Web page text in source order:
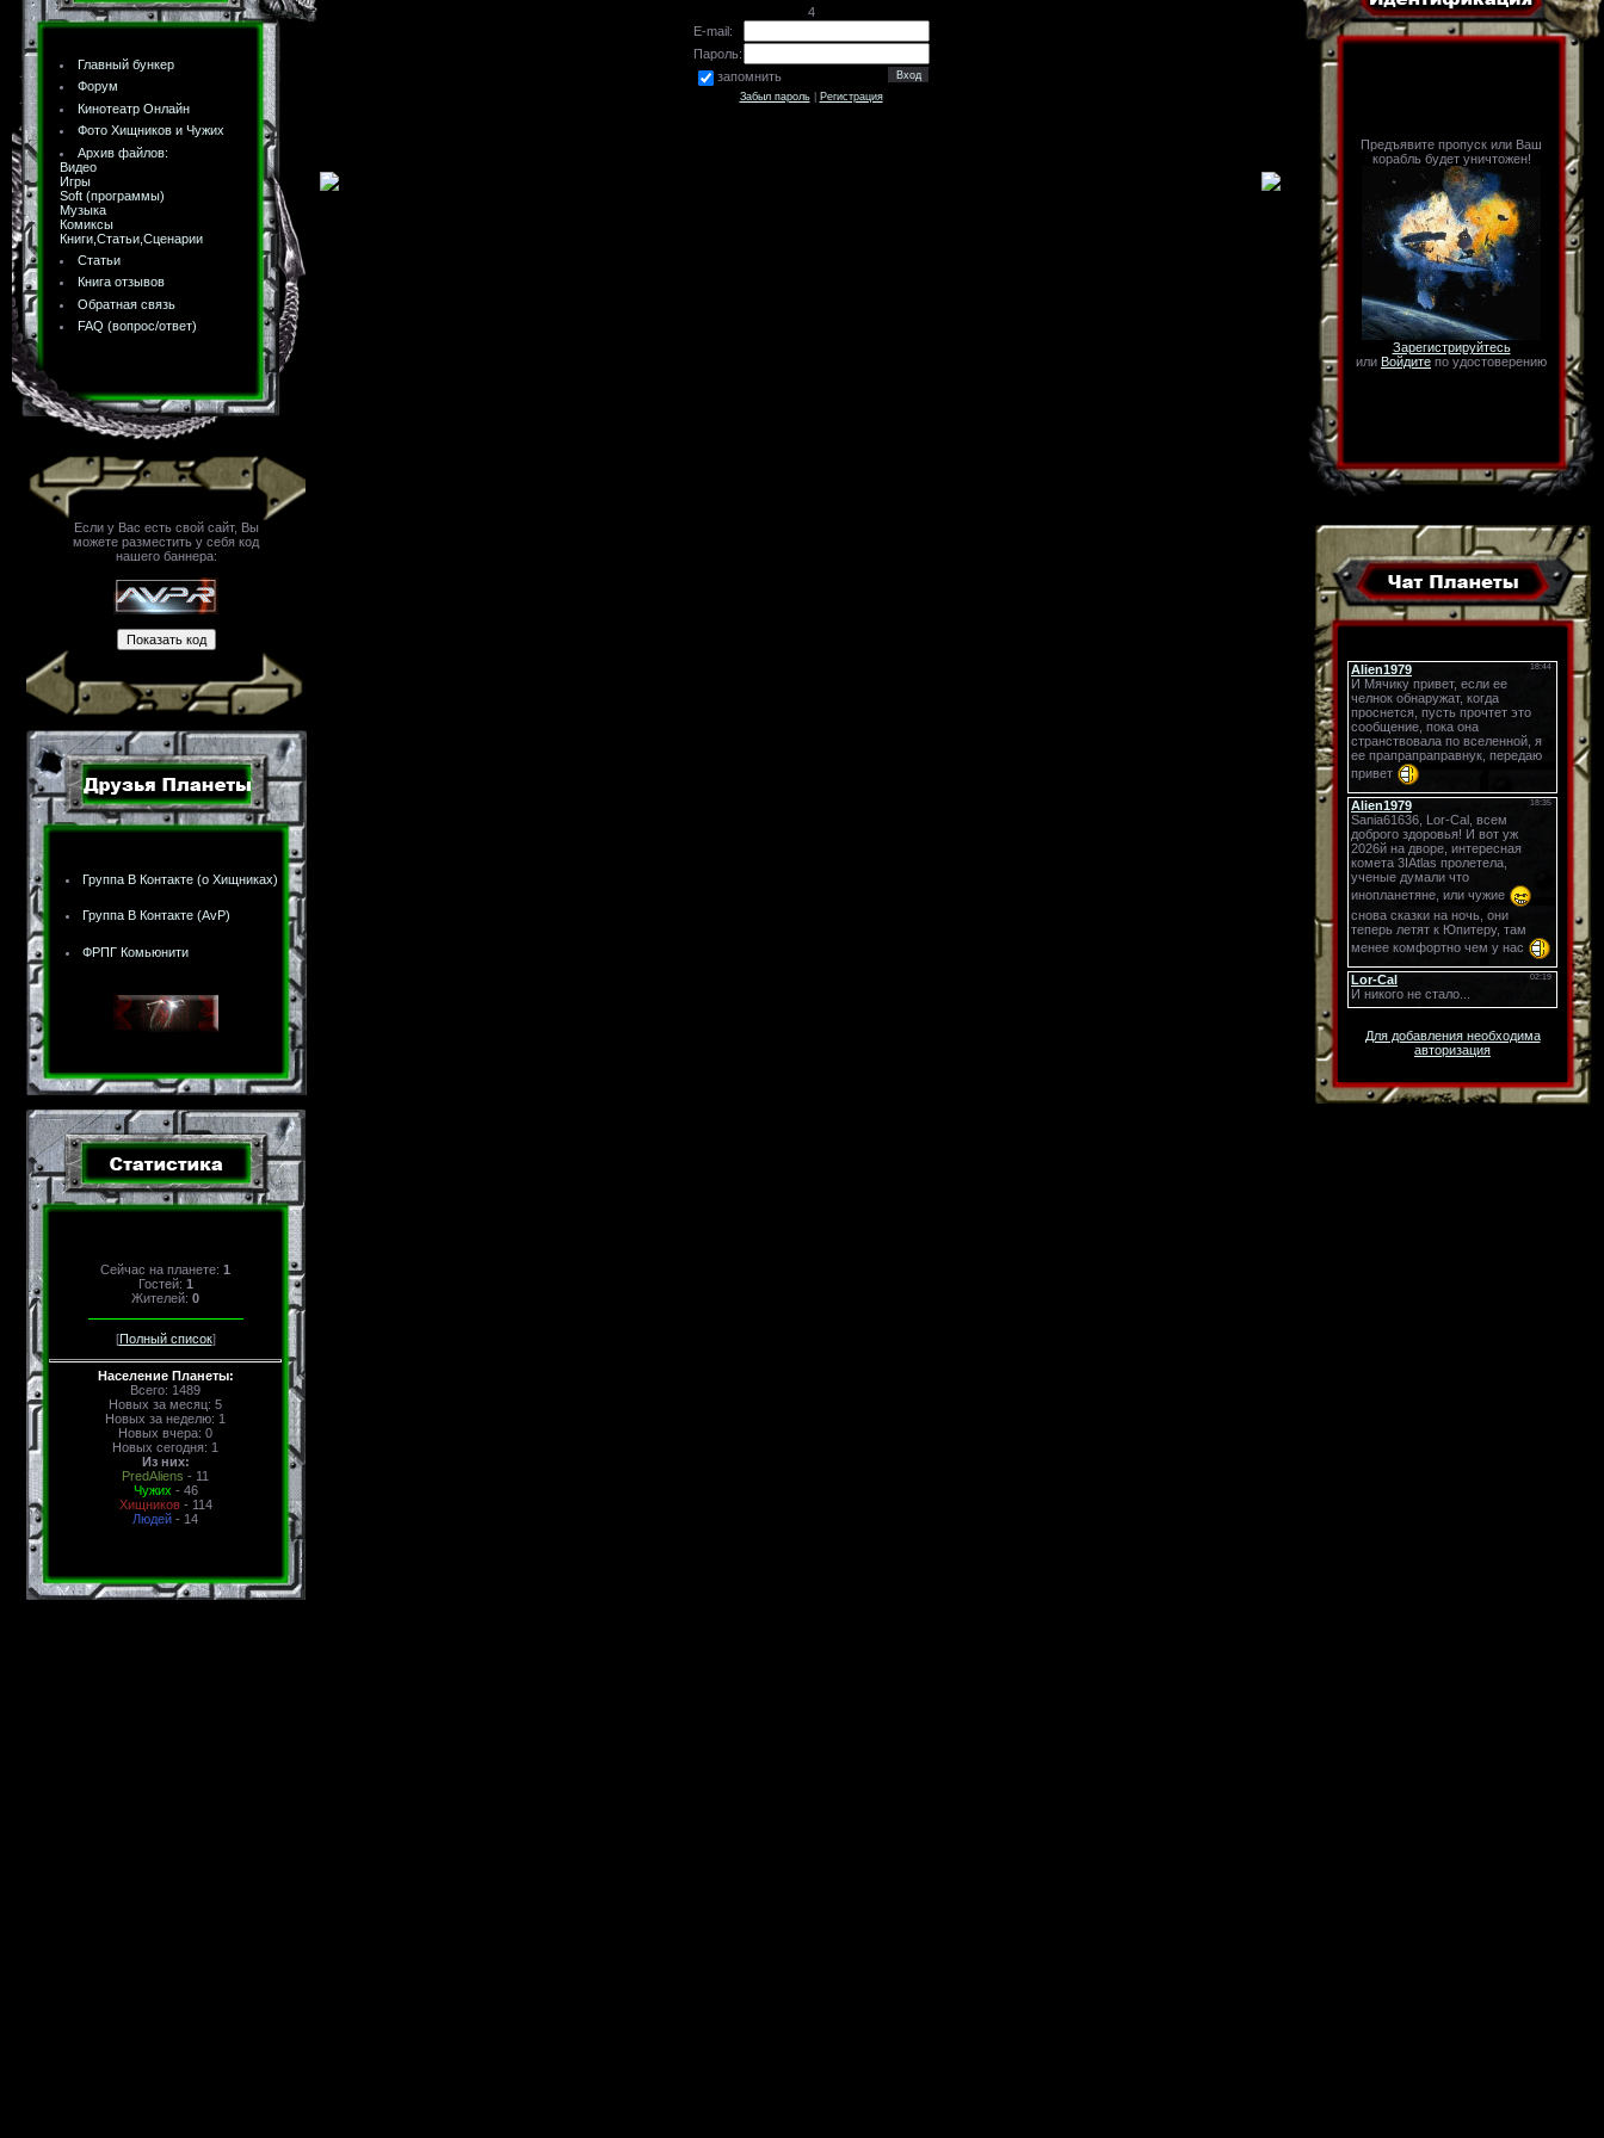
Главный бункер
Форум
Кинотеатр Онлайн
Фото Хищников и Чужих
Архив файлов:
Видео
Игры
Soft (программы)
Музыка
Комиксы
Книги,Статьи,Сценарии
Статьи
Книга отзывов
Обратная связь
FAQ (вопрос/ответ)
Если у Вас есть свой сайт, Вы
можете разместить у себя код
нашего баннера:
Группа В Контакте (о Хищниках)
Группа В Контакте (AvP)
ФРПГ Комьюнити
Сейчас на планете: 1
Гостей: 1
Жителей: 0
[Полный список]
Население Планеты:
Всего: 1489
Новых за месяц: 5
Новых за неделю: 1
Новых вчера: 0
Новых сегодня: 1
Из них:
PredAliens - 11
Чужих - 46
Хищников - 114
Людей - 14
4
E-mail:
Пароль:
запомнить
Забыл пароль| Регистрация
Предъявите пропуск или Ваш
корабль будет уничтожен!
Зарегистрируйтесь
или Войдите по удостоверению
Для добавления необходима
авторизация